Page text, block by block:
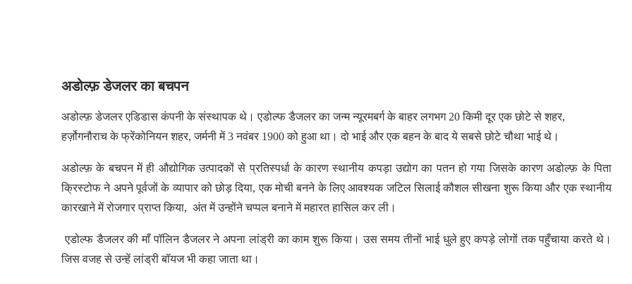
अडोल्फ़ डेजलर का बचपन
अडोल्फ़ डेजलर एडिडास कंपनी के संस्थापक थे। एडोल्फ डैजलर का जन्म न्यूरमबर्ग के बाहर लगभग 20 किमी दूर एक छोटे से शहर,
हर्ज़ोगनौराच के फ्रेंकोनियन शहर, जर्मनी में 3 नवंबर 1900 को हुआ था। दो भाई और एक बहन के बाद ये सबसे छोटे चौथा भाई थे।
अडोल्फ़ के बचपन में ही औद्योगिक उत्पादकों से प्रतिस्पर्धा के कारण स्थानीय कपड़ा उद्योग का पतन हो गया जिसके कारण अडोल्फ़ के पिता
क्रिस्टोफ ने अपने पूर्वजों के व्यापार को छोड़ दिया, एक मोची बनने के लिए आवश्यक जटिल सिलाई कौशल सीखना शुरू किया और एक स्थानीय
कारखाने में रोजगार प्राप्त किया, अंत में उन्होंने चप्पल बनाने में महारत हासिल कर ली।
एडोल्फ डैजलर की माँ पॉलिन डैजलर ने अपना लांड्री का काम शुरू किया। उस समय तीनों भाई धुले हुए कपड़े लोगों तक पहुँचाया करते थे।
जिस वजह से उन्हें लांड्री बॉयज भी कहा जाता था।